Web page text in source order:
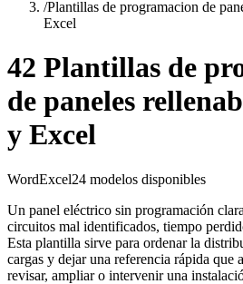
/Plantillas de programacion de
Excel
42 Plantillas de
de paneles
y Excel
WordExcel24 modelos disponibles
Un panel eléctrico sin programación
circuitos mal identificados, tiempo
Esta plantilla sirve para ordenar la
cargas y dejar una referencia rápida que
revisar, ampliar o intervenir una